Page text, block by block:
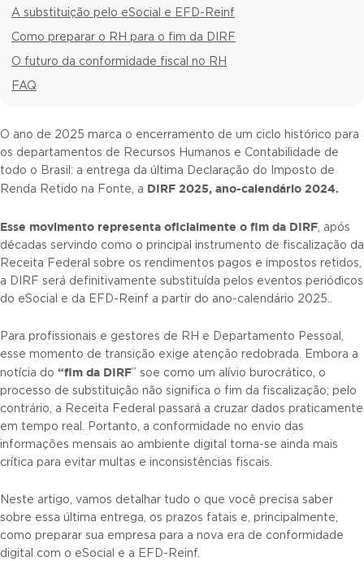
A substituição pelo eSocial e EFD-Reinf
Como preparar o RH para o fim da DIRF
O futuro da conformidade fiscal no RH
FAQ
O ano de 2025 marca o encerramento de um ciclo histórico para
os departamentos de Recursos Humanos e Contabilidade de
todo o Brasil: a entrega da última Declaração do Imposto de
Renda Retido na Fonte, a DIRF 2025, ano-calendário 2024.
Esse movimento representa oficialmente o fim da DIRF, após
décadas servindo como o principal instrumento de fiscalização da
Receita Federal sobre os rendimentos pagos e impostos retidos,
a DIRF será definitivamente substituída pelos eventos periódicos
do eSocial e da EFD-Reinf a partir do ano-calendário 2025..
Para profissionais e gestores de RH e Departamento Pessoal,
esse momento de transição exige atenção redobrada. Embora a
notícia do “fim da DIRF” soe como um alívio burocrático, o
processo de substituição não significa o fim da fiscalização; pelo
contrário, a Receita Federal passará a cruzar dados praticamente
em tempo real. Portanto, a conformidade no envio das
informações mensais ao ambiente digital torna-se ainda mais
crítica para evitar multas e inconsistências fiscais.
Neste artigo, vamos detalhar tudo o que você precisa saber
sobre essa última entrega, os prazos fatais e, principalmente,
como preparar sua empresa para a nova era de conformidade
digital com o eSocial e a EFD-Reinf.